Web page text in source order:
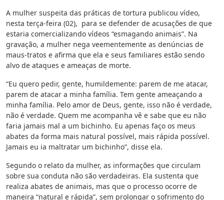
A mulher suspeita das práticas de tortura publicou vídeo,
nesta terça-feira (02), para se defender de acusações de que
estaria comercializando vídeos “esmagando animais”. Na
gravação, a mulher nega veementemente as denúncias de
maus-tratos e afirma que ela e seus familiares estão sendo
alvo de ataques e ameaças de morte.
“Eu quero pedir, gente, humildemente: parem de me atacar,
parem de atacar a minha família. Tem gente ameaçando a
minha família. Pelo amor de Deus, gente, isso não é verdade,
não é verdade. Quem me acompanha vê e sabe que eu não
faria jamais mal a um bichinho. Eu apenas faço os meus
abates da forma mais natural possível, mais rápida possível.
Jamais eu ia maltratar um bichinho”, disse ela.
Segundo o relato da mulher, as informações que circulam
sobre sua conduta não são verdadeiras. Ela sustenta que
realiza abates de animais, mas que o processo ocorre de
maneira “natural e rápida”, sem prolongar o sofrimento do